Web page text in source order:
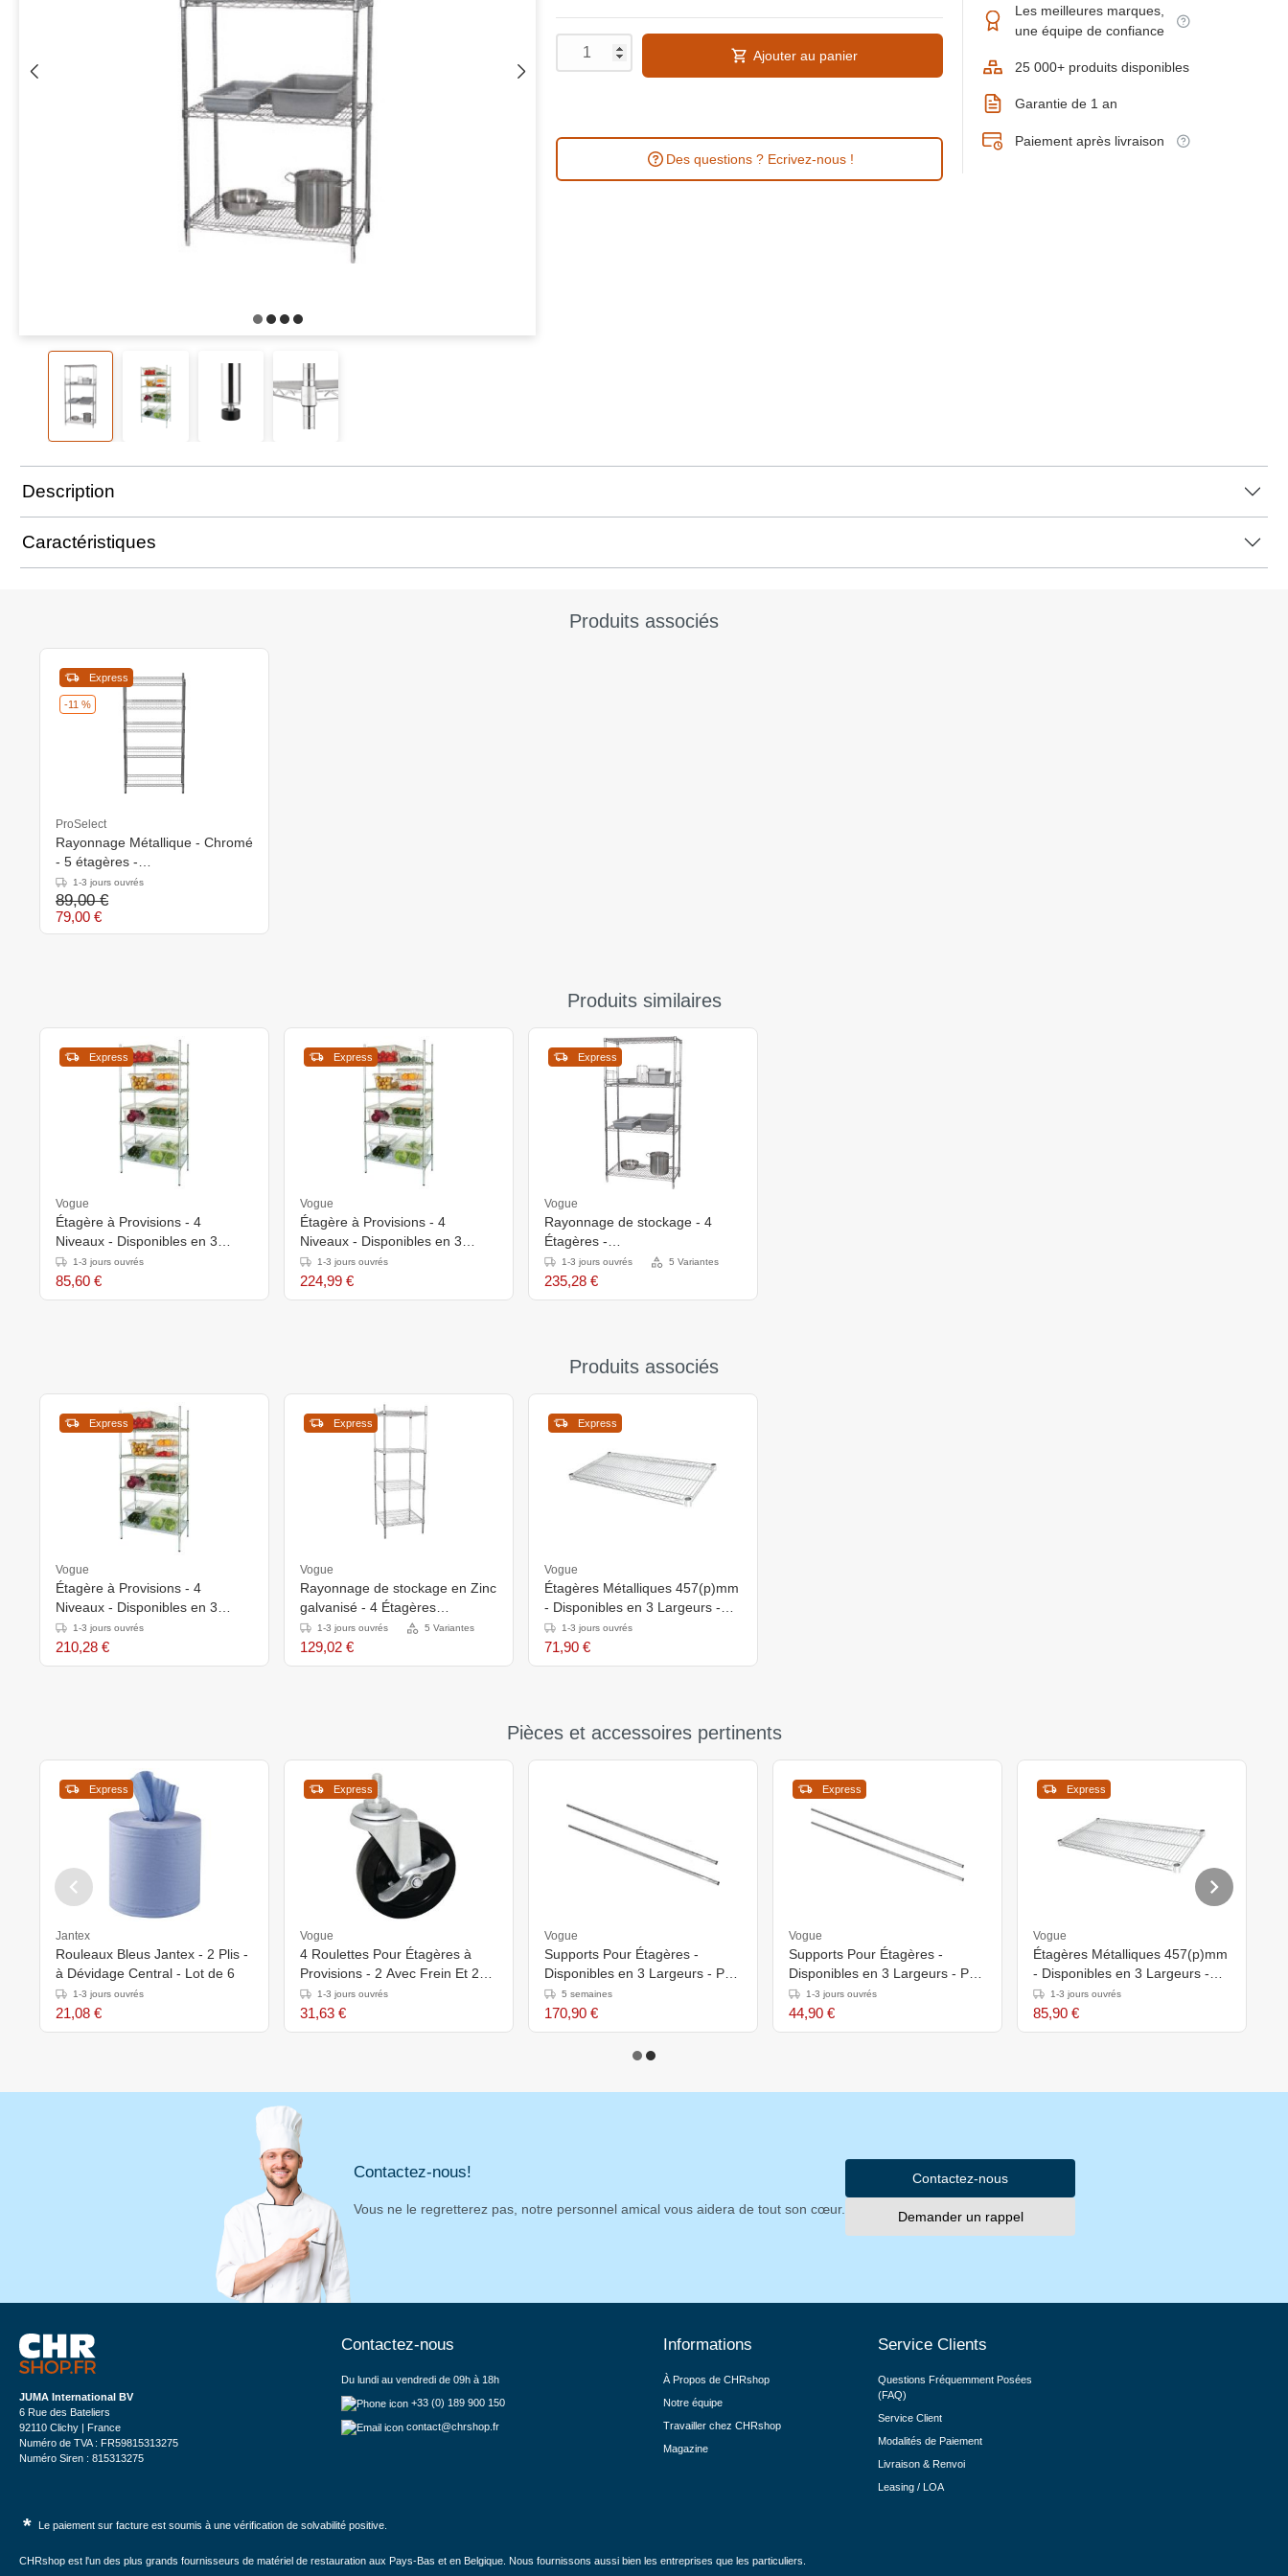
Ajouter au panier
Des questions ? Ecrivez-nous !
Les meilleures marques,
une équipe de confiance
25 000+ produits disponibles
Garantie de 1 an
Paiement après livraison
Description
Caractéristiques
Produits associés
-11 %
Express
ProSelect
Rayonnage Métallique - Chromé
- 5 étagères -
910x455x(h)1810mm
1-3 jours ouvrés
89,00 €
79,00 €
Produits similaires
Express
Vogue
Étagère à Provisions - 4
Niveaux - Disponibles en 3
Tailles1-3 jours ouvrés
85,60 €
Express
Vogue
Étagère à Provisions - 4
Niveaux - Disponibles en 3
Tailles1-3 jours ouvrés
224,99 €
Express
Vogue
Rayonnage de stockage - 4
Étagères -
1830x610x(h)1830mm
1-3 jours ouvrés 5 Variantes
235,28 €
Produits associés
Express
Vogue
Étagère à Provisions - 4
Niveaux - Disponibles en 3
Tailles1-3 jours ouvrés
210,28 €
Express
Vogue
Rayonnage de stockage en Zinc
galvanisé - 4 Étagères
61x61x(h)183cm
1-3 jours ouvrés 5 Variantes
129,02 €
Express
Vogue
Étagères Métalliques 457(p)mm
- Disponibles en 3 Largeurs -
Par 2 Pièces
1-3 jours ouvrés
71,90 €
Pièces et accessoires pertinents
Express
Jantex
Rouleaux Bleus Jantex - 2 Plis -
à Dévidage Central - Lot de 6
1-3 jours ouvrés
21,08 €
Express
Vogue
4 Roulettes Pour Étagères à
Provisions - 2 Avec Frein Et 2
Sans Frein
1-3 jours ouvrés
31,63 €
Vogue
Supports Pour Étagères -
Disponibles en 3 Largeurs - Par
2 Pièces
5 semaines
170,90 €
Express
Vogue
Supports Pour Étagères -
Disponibles en 3 Largeurs - Par
2 Pièces
1-3 jours ouvrés
44,90 €
Express
Vogue
Étagères Métalliques 457(p)mm
- Disponibles en 3 Largeurs -
Par 2 Pièces
1-3 jours ouvrés
85,90 €
Contactez-nous!
Vous ne le regretterez pas, notre personnel amical vous aidera de tout son cœur.
Contactez-nous
Demander un rappel
JUMA International BV
6 Rue des Bateliers
92110 Clichy | France
Numéro de TVA : FR59815313275
Numéro Siren : 815313275
Contactez-nous
Du lundi au vendredi de 09h à 18h
+33 (0) 189 900 150
contact@chrshop.fr
Informations
À Propos de CHRshop
Notre équipe
Travailler chez CHRshop
Magazine
Service Clients
Questions Fréquemment Posées
(FAQ)
Service Client
Modalités de Paiement
Livraison & Renvoi
Leasing / LOA
* Le paiement sur facture est soumis à une vérification de solvabilité positive.
CHRshop est l'un des plus grands fournisseurs de matériel de restauration aux Pays-Bas et en Belgique. Nous fournissons aussi bien les entreprises que les particuliers.